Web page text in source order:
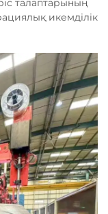
талаптарының
икемділік